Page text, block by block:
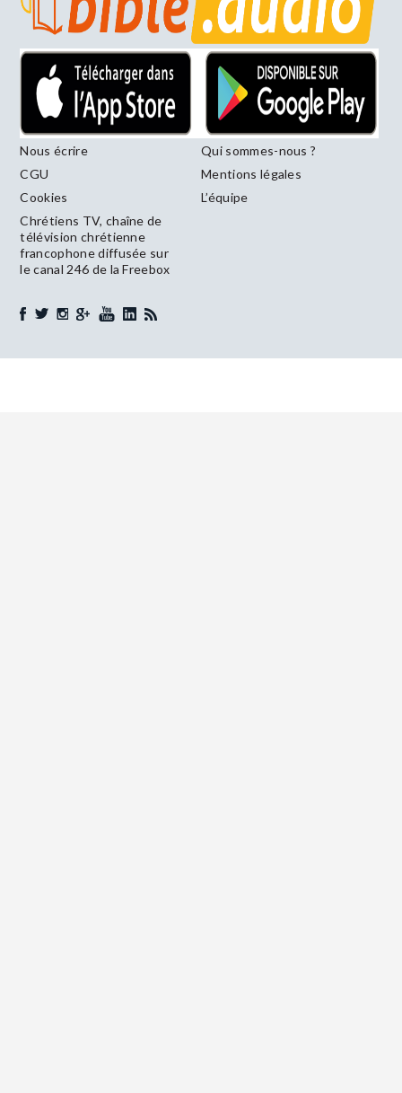
Nous écrire
Qui sommes-nous ?
CGU
Mentions légales
Cookies
L’équipe
Chrétiens TV, chaîne de
télévision chrétienne
francophone diffusée sur
le canal 246 de la Freebox